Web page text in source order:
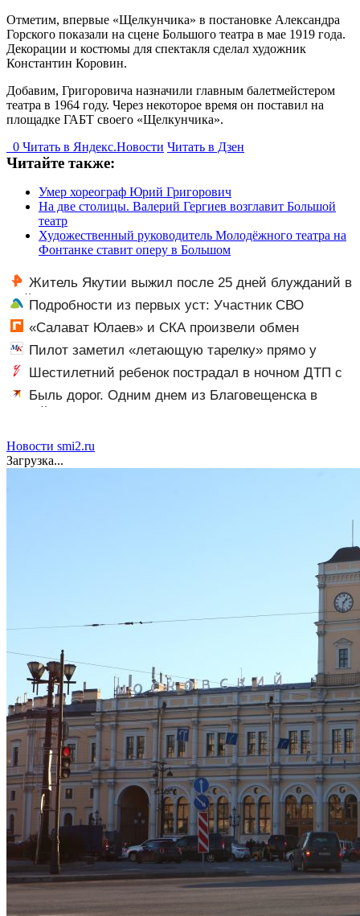
Отметим, впервые «Щелкунчика» в постановке Александра
Горского показали на сцене Большого театра в мае 1919 года.
Декорации и костюмы для спектакля сделал художник
Константин Коровин.
Добавим, Григоровича назначили главным балетмейстером
театра в 1964 году. Через некоторое время он поставил на
площадке ГАБТ своего «Щелкунчика».
0 Читать в Яндекс.Новости Читать в Дзен
Читайте также:
Умер хореограф Юрий Григорович
На две столицы. Валерий Гергиев возглавит Большой
театр
Художественный руководитель Молодёжного театра на
Фонтанке ставит оперу в Большом
Житель Якутии выжил после 25 дней блужданий в
тайгеПодробности из первых уст: Участник СВО
рассказал, что спасло его в схватке с медведем
«Салават Юлаев» и СКА произвели обмен
Пилот заметил «летающую тарелку» прямо у
крыла самолета
Шестилетний ребенок пострадал в ночном ДТП с
тремя автомобилями на Федерации: видео
Быль дорог. Одним днем из Благовещенска в
Китай, лапша, мемы, и почему утке по-пекински
Новости smi2.ru
Загрузка...